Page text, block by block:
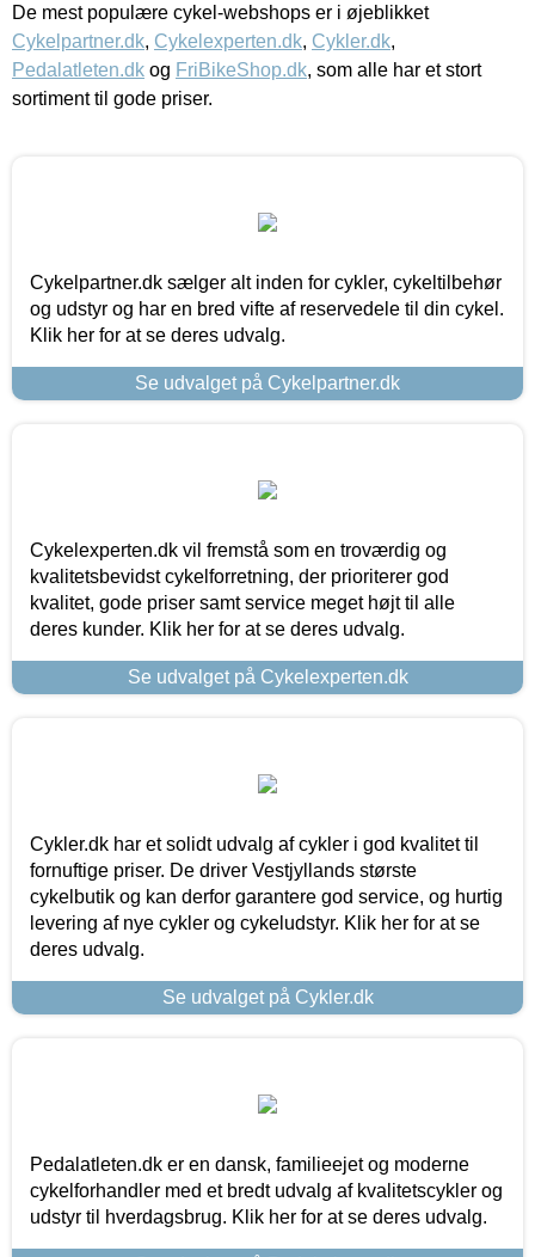
De mest populære cykel-webshops er i øjeblikket
Cykelpartner.dk, Cykelexperten.dk, Cykler.dk,
Pedalatleten.dk og FriBikeShop.dk, som alle har et stort
sortiment til gode priser.
Cykelpartner.dk sælger alt inden for cykler, cykeltilbehør
og udstyr og har en bred vifte af reservedele til din cykel.
Klik her for at se deres udvalg.
Se udvalget på Cykelpartner.dk
Cykelexperten.dk vil fremstå som en troværdig og
kvalitetsbevidst cykelforretning, der prioriterer god
kvalitet, gode priser samt service meget højt til alle
deres kunder. Klik her for at se deres udvalg.
Se udvalget på Cykelexperten.dk
Cykler.dk har et solidt udvalg af cykler i god kvalitet til
fornuftige priser. De driver Vestjyllands største
cykelbutik og kan derfor garantere god service, og hurtig
levering af nye cykler og cykeludstyr. Klik her for at se
deres udvalg.
Se udvalget på Cykler.dk
Pedalatleten.dk er en dansk, familieejet og moderne
cykelforhandler med et bredt udvalg af kvalitetscykler og
udstyr til hverdagsbrug. Klik her for at se deres udvalg.